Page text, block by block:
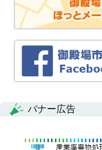
バナー広告